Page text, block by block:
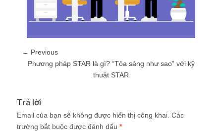
← Previous
Phương pháp STAR là gì? “Tỏa sáng như sao” với kỹ
thuật STAR
Trả lời
Email của bạn sẽ không được hiển thị công khai. Các
trường bắt buộc được đánh dấu *